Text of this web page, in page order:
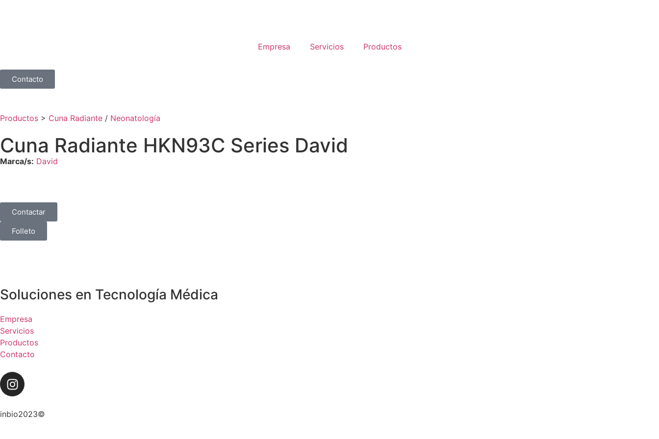
Empresa Servicios Productos
Contacto
Productos > Cuna Radiante / Neonatología
Cuna Radiante HKN93C Series David
Marca/s: David
Contactar
Folleto
Soluciones en Tecnología Médica
Empresa
Servicios
Productos
Contacto
inbio2023©